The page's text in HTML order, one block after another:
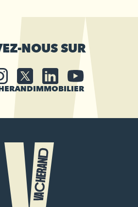
NOUS SUR